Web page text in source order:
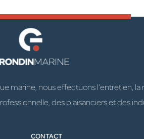
marine, nous effectuons l’entretien, la
des plaisanciers et des
CONTACT